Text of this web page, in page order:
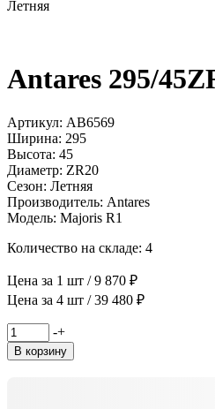
Летняя
Antares 295/
Артикул: AB6569
Ширина: 295
Высота: 45
Диаметр: ZR20
Сезон: Летняя
Производитель: Antares
Модель: Majoris R1
Количество на складе: 4
Цена за 1 шт / 9 870 ₽
Цена за 4 шт / 39 480 ₽
Количество
товара
Antares
-+
В корзину